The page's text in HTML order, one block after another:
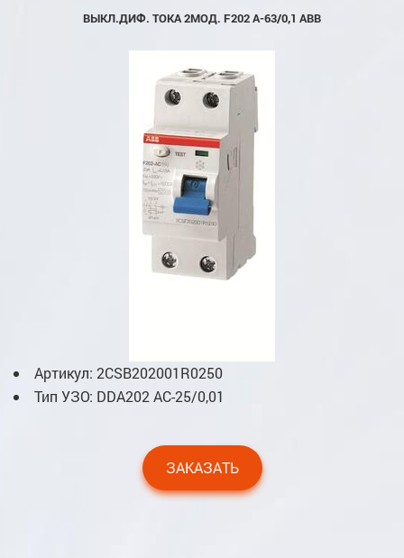
ВЫКЛ.ДИФ. ТОКА 2МОД. F202 A-63/0,1 ABB
Артикул: 2CSB202001R0250
Тип УЗО: DDA202 AC-25/0,01
ЗАКАЗАТЬ